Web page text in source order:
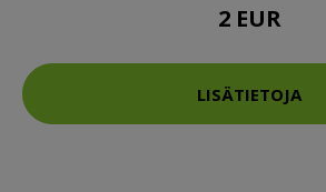
2 EUR
LISÄTIETOJA